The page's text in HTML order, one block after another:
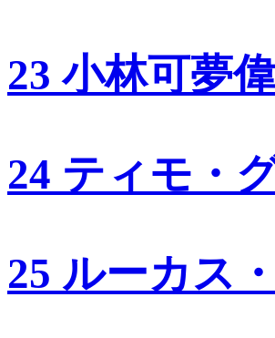
23 小林可夢偉
24 ティモ・
25 ルーカス